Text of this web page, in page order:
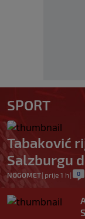
SPORT
Tabaković
Salzburgu
NOGOMET| prije 1 h | 0